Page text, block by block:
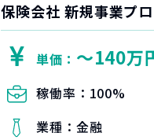
保険会社 新規事業プ
単価： 〜140万
稼働率： 100%
業種： 金融